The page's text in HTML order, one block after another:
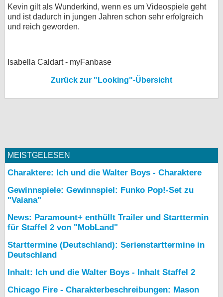
Kevin gilt als Wunderkind, wenn es um Videospiele geht
und ist dadurch in jungen Jahren schon sehr erfolgreich
und reich geworden.
Isabella Caldart - myFanbase
Zurück zur "Looking"-Übersicht
MEISTGELESEN
Charaktere: Ich und die Walter Boys - Charaktere
Gewinnspiele: Gewinnspiel: Funko Pop!-Set zu
"Vaiana"
News: Paramount+ enthüllt Trailer und Starttermin
für Staffel 2 von "MobLand"
Starttermine (Deutschland): Serienstarttermine in
Deutschland
Inhalt: Ich und die Walter Boys - Inhalt Staffel 2
Chicago Fire - Charakterbeschreibungen: Mason